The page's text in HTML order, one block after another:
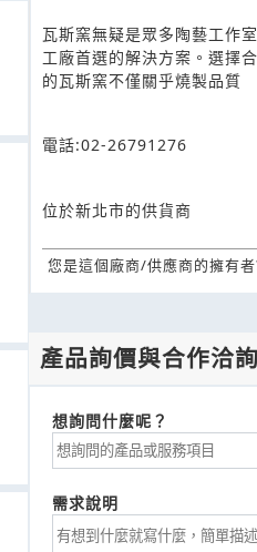
推板窯|攪粉機|煉
機
瓦斯窯無疑是眾多陶藝工作
工廠首選的解決方案。選擇
的瓦斯窯不僅關乎燒製品質
電話:02-26791276
位於新北市的供貨商
您是這個廠商/供應商的擁有者
產品詢價與合作洽詢
想詢問什麼呢？
需求說明